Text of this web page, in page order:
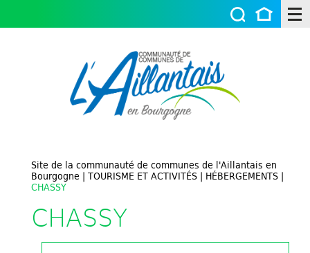
Site de la communauté de communes de l'Aillantais en
Bourgogne | TOURISME ET ACTIVITÉS | HÉBERGEMENTS |
CHASSY
CHASSY